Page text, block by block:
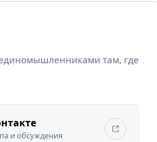
там, где
и обсуждения